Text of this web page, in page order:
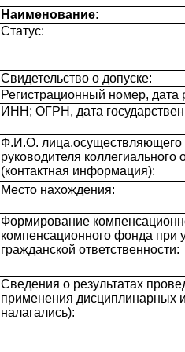
Наименование:
Статус:
Свидетельство о допуске:
Регистрационный номер, дата
ИНН; ОГРН, дата
Ф.И.О. лица,осуществляющего
руководителя
(контактная информация):
Место нахождения:
Формирование
компенсационного фонда при
гражданской ответственности:
Сведения о результатах
применения дисциплинарных
налагались):